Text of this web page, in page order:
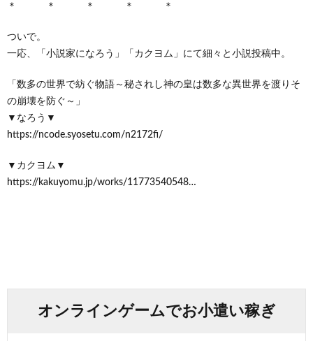
＊ ＊ ＊ ＊ ＊
ついで。
一応、「小説家になろう」「カクヨム」にて細々と小説投稿中。
「数多の世界で紡ぐ物語～秘されし神の皇は数多な異世界を渡りそ
の崩壊を防ぐ～」
▼なろう▼
https://ncode.syosetu.com/n2172fi/
▼カクヨム▼
https://kakuyomu.jp/works/11773540548…
オンラインゲームでお小遣い稼ぎ